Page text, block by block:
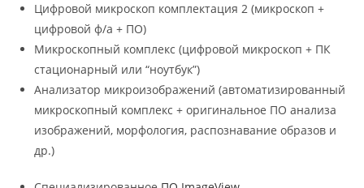
Цифровой микроскоп комплектация 2 (микроскоп +
цифровой ф/а + ПО)
Микроскопный комплекс (цифровой микроскоп + ПК
стационарный или “ноутбук”)
Анализатор микроизображений (автоматизированный
микроскопный комплекс + оригинальное ПО анализа
изображений, морфология, распознавание образов и
др.)